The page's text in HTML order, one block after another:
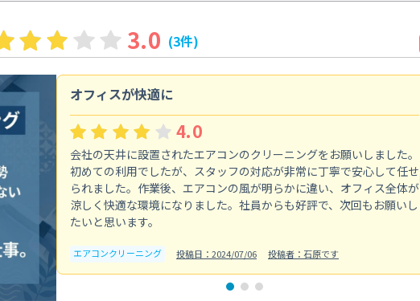
3.0 (3件)
オフィスが快適に
4.0
会社の天井に設置されたエアコンのクリーニングをお願いしました。
初めての利用でしたが、スタッフの対応が非常に丁寧で安心して任せ
られました。作業後、エアコンの風が明らかに違い、オフィス全体が
涼しく快適な環境になりました。社員からも好評で、次回もお願いし
たいと思います。
エアコンクリーニング 投稿日：2024/07/06 投稿者：石原です